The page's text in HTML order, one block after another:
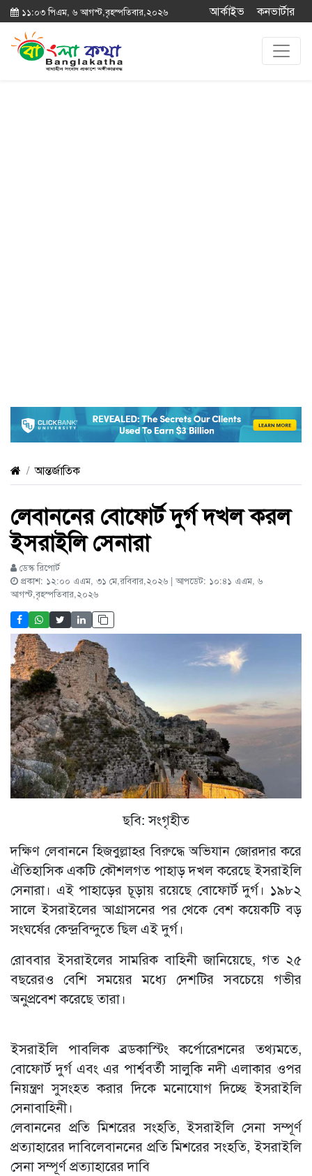
১১:০৩ পিএম, ৬ আগস্ট,বৃহস্পতিবার,২০২৬ আর্কাইভ কনভার্টার
আন্তর্জাতিক
লেবাননের বোফোর্ট দুর্গ দখল করল
ইসরাইলি সেনারা
ডেস্ক রিপোর্ট
প্রকাশ: ১২:০০ এএম, ৩১ মে,রবিবার,২০২৬ | আপডেট: ১০:৪১ এএম, ৬
আগস্ট,বৃহস্পতিবার,২০২৬
ছবি: সংগৃহীত
দক্ষিণ লেবাননে হিজবুল্লাহর বিরুদ্ধে অভিযান জোরদার করে
ঐতিহাসিক একটি কৌশলগত পাহাড় দখল করেছে ইসরাইলি
সেনারা। এই পাহাড়ের চূড়ায় রয়েছে বোফোর্ট দুর্গ। ১৯৮২
সালে ইসরাইলের আগ্রাসনের পর থেকে বেশ কয়েকটি বড়
সংঘর্ষের কেন্দ্রবিন্দুতে ছিল এই দুর্গ।
রোববার ইসরাইলের সামরিক বাহিনী জানিয়েছে, গত ২৫
বছরেরও বেশি সময়ের মধ্যে দেশটির সবচেয়ে গভীর
অনুপ্রবেশ করেছে তারা।
ইসরাইলি পাবলিক ব্রডকাস্টিং কর্পোরেশনের তথ্যমতে,
বোফোর্ট দুর্গ এবং এর পার্শ্ববর্তী সালুকি নদী এলাকার ওপর
নিয়ন্ত্রণ সুসংহত করার দিকে মনোযোগ দিচ্ছে ইসরাইলি
সেনাবাহিনী।
লেবাননের প্রতি মিশরের সংহতি, ইসরাইলি সেনা সম্পূর্ণ
প্রত্যাহারের দাবিলেবাননের প্রতি মিশরের সংহতি, ইসরাইলি
সেনা সম্পূর্ণ প্রত্যাহারের দাবি